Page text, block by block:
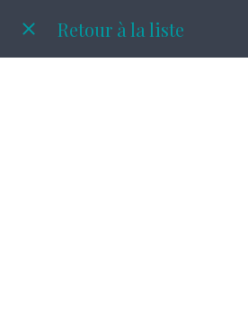
Retour à la liste